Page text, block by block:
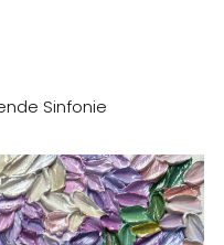
Sinfonie